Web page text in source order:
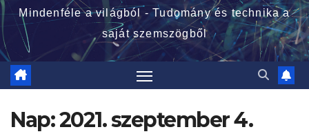
Mindenféle a világból - Tudomány és technika a
saját szemszögből
Nap:2021. szeptember 4.